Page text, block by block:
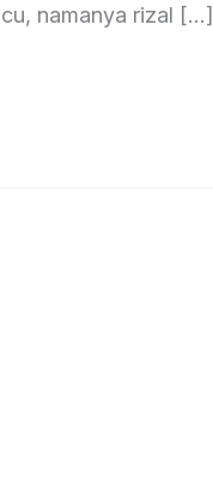
namanya rizal […]